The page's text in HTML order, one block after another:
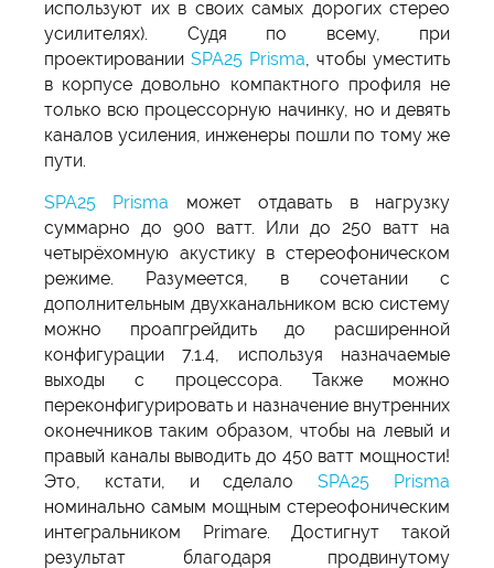
используют их в своих самых дорогих стерео
усилителях). Судя по всему, при
проектировании SPA25 Prisma , чтобы уместить
в корпусе довольно компактного профиля не
только всю процессорную начинку, но и девять
каналов усиления, инженеры пошли по тому же
пути.
SPA25 Prisma может отдавать в нагрузку
суммарно до 900 ватт. Или до 250 ватт на
четырёхомную акустику в стереофоническом
режиме. Разумеется, в сочетании с
дополнительным двухканальником всю систему
можно проапгрейдить до расширенной
конфигурации 7.1.4, используя назначаемые
выходы с процессора. Также можно
переконфигурировать и назначение внутренних
оконечников таким образом, чтобы на левый и
правый каналы выводить до 450 ватт мощности!
Это, кстати, и сделалоSPA25 Prisma
номинально самым мощным стереофоническим
интегральником Primare. Достигнут такой
результат благодаря продвинутому